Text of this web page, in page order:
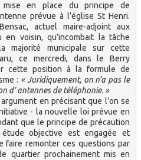
mise en place du principe de
prévue à l’église St Henri.
actuel maire-adjoint aux
voisin, qu’incombait la tâche
majorité municipale sur cette
ce mercredi, dans le Berry
cette position à la formule de
: « Juridiquement, on n’a pas le
d’ antennes de téléphonie. »
en précisant que l’on se
- la nouvelle loi prévue en
que le principe de précaution
objective est engagée et
faire remonter ces questions par
quartier prochainement mis en